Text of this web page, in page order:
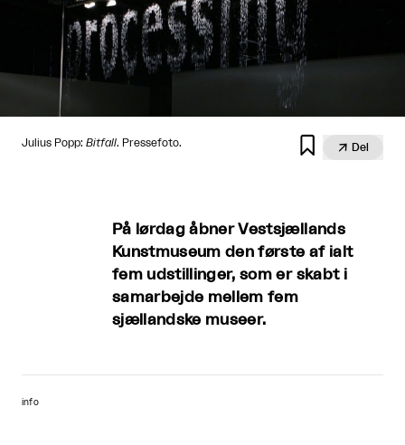
Julius Popp: Bitfall. Pressefoto.   Del
På lørdag åbner Vestsjællands
Kunstmuseum den første af ialt
fem udstillinger, som er skabt i
samarbejde mellem fem
sjællandske museer.
info